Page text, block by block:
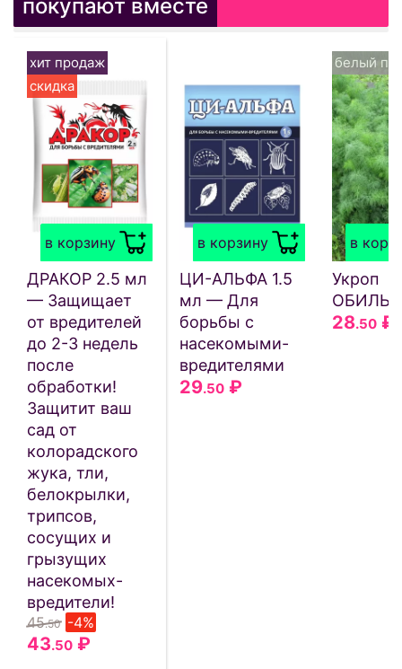
покупают вместе
в корзину
хит продаж
скидка
ДРАКОР 2.5 мл
— Защищает
от вредителей
до 2-3 недель
после
обработки!
Защитит ваш
сад от
колорадского
жука, тли,
белокрылки,
трипсов,
сосущих и
грызущих
насекомых-
вредители!
45.50 -4%
43.50 ₽
в корзину
ЦИ-АЛЬФА 1.5
мл — Для
борьбы с
насекомыми-
вредителями
29.50 ₽
в
белый
Укроп
28.50 ₽